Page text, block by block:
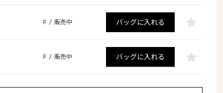
F / 販売中 バッグに入れる
F / 販売中 バッグに入れる